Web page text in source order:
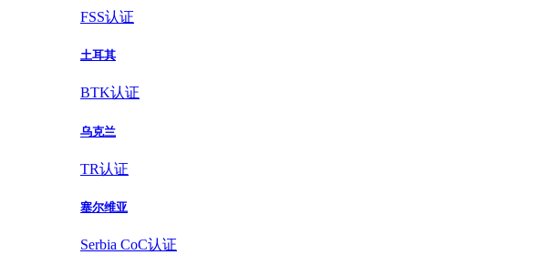
FSS认证
土耳其
BTK认证
乌克兰
TR认证
塞尔维亚
Serbia CoC认证